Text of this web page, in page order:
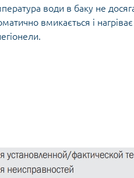
води в баку не
вмикається і